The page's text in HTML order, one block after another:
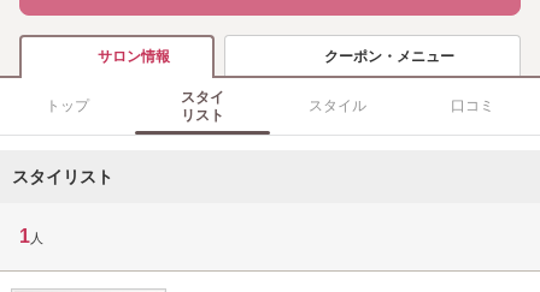
サロン情報 クーポン・メニュー
トップ
スタイ
リスト
スタイル 口コミ
スタイリスト
1 人